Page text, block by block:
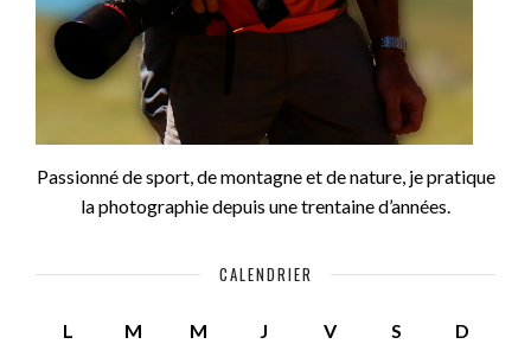
Passionné de sport, de montagne et de nature, je pratique
la photographie depuis une trentaine d’années.
CALENDRIER
L M M J V S
D